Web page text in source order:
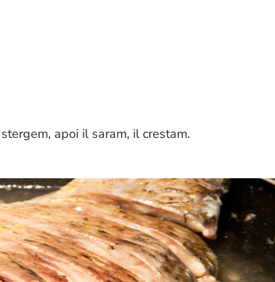
apoi il saram, il crestam.